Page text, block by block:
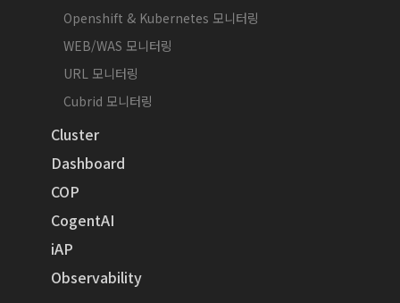
Openshift & Kubernetes 모니터링
WEB/WAS 모니터링
URL 모니터링
Cubrid 모니터링
Cluster
Dashboard
COP
CogentAI
iAP
Observability